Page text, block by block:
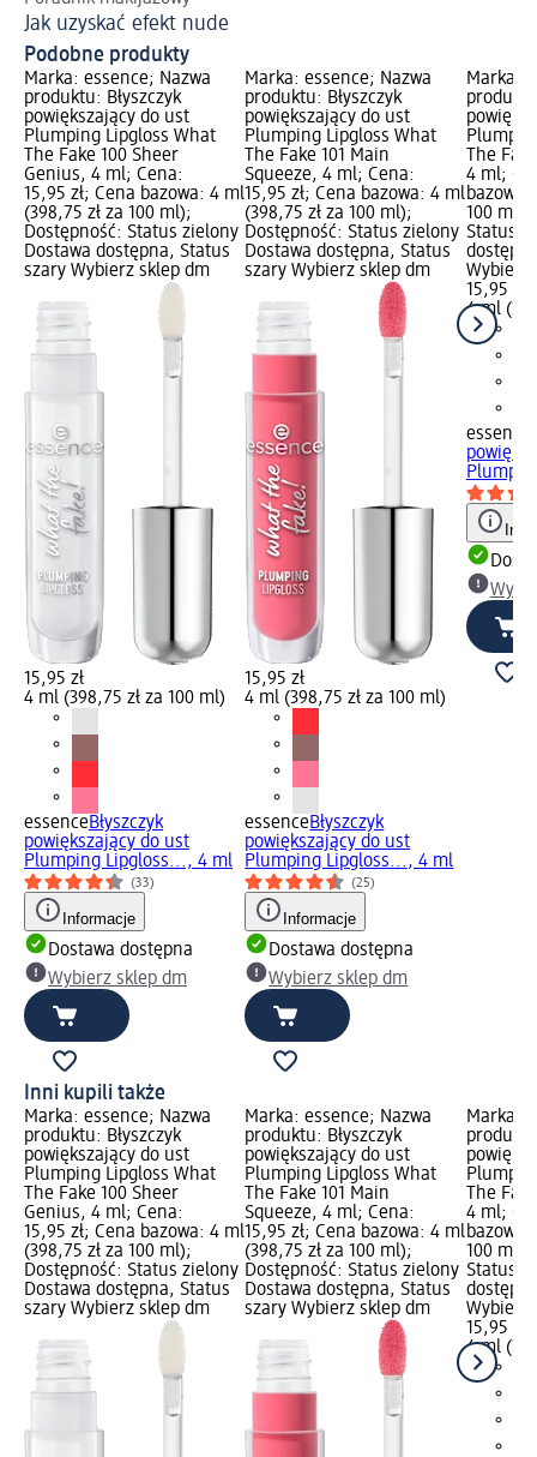
Jak uzyskać efekt nude
Podobne produkty
Marka: essence; Nazwa
produktu: Błyszczyk
powiększający do ust
Plumping Lipgloss What
The Fake 100 Sheer
Genius, 4 ml; Cena:
15,95 zł; Cena bazowa: 4 ml
(398,75 zł za 100 ml);
Dostępność: Status zielony
Dostawa dostępna, Status
szary Wybierz sklep dm
15,95 zł
4 ml (398,75 zł za 100 ml)
essenceBłyszczyk
powiększający do ust
Plumping Lipgloss..., 4 ml
(33)
Informacje
Dostawa dostępna
Wybierz sklep dm
Marka: essence; Nazwa
produktu: Błyszczyk
powiększający do ust
Plumping Lipgloss What
The Fake 101 Main
Squeeze, 4 ml; Cena:
15,95 zł; Cena bazowa: 4 ml
(398,75 zł za 100 ml);
Dostępność: Status zielony
Dostawa dostępna, Status
szary Wybierz sklep dm
15,95 zł
4 ml (398,75 zł za 100 ml)
essenceBłyszczyk
powiększający do ust
Plumping Lipgloss..., 4 ml
(25)
Informacje
Dostawa dostępna
Wybierz sklep dm
Marka:
The
4 ml;
bazowa:
100 ml);
Status
Wybierz
15,95 zł
4 ml
essence
Inni kupili także
Marka: essence; Nazwa
produktu: Błyszczyk
powiększający do ust
Plumping Lipgloss What
The Fake 100 Sheer
Genius, 4 ml; Cena:
15,95 zł; Cena bazowa: 4 ml
(398,75 zł za 100 ml);
Dostępność: Status zielony
Dostawa dostępna, Status
szary Wybierz sklep dm
Marka: essence; Nazwa
produktu: Błyszczyk
powiększający do ust
Plumping Lipgloss What
The Fake 101 Main
Squeeze, 4 ml; Cena:
15,95 zł; Cena bazowa: 4 ml
(398,75 zł za 100 ml);
Dostępność: Status zielony
Dostawa dostępna, Status
szary Wybierz sklep dm
Marka:
The
4 ml;
bazowa:
100 ml);
Status
Wybierz
15,95 zł
4 ml